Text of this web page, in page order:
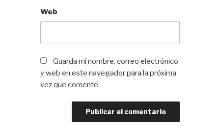
Web
Guarda mi nombre, correo electrónico
y web en este navegador para la próxima
vez que comente.